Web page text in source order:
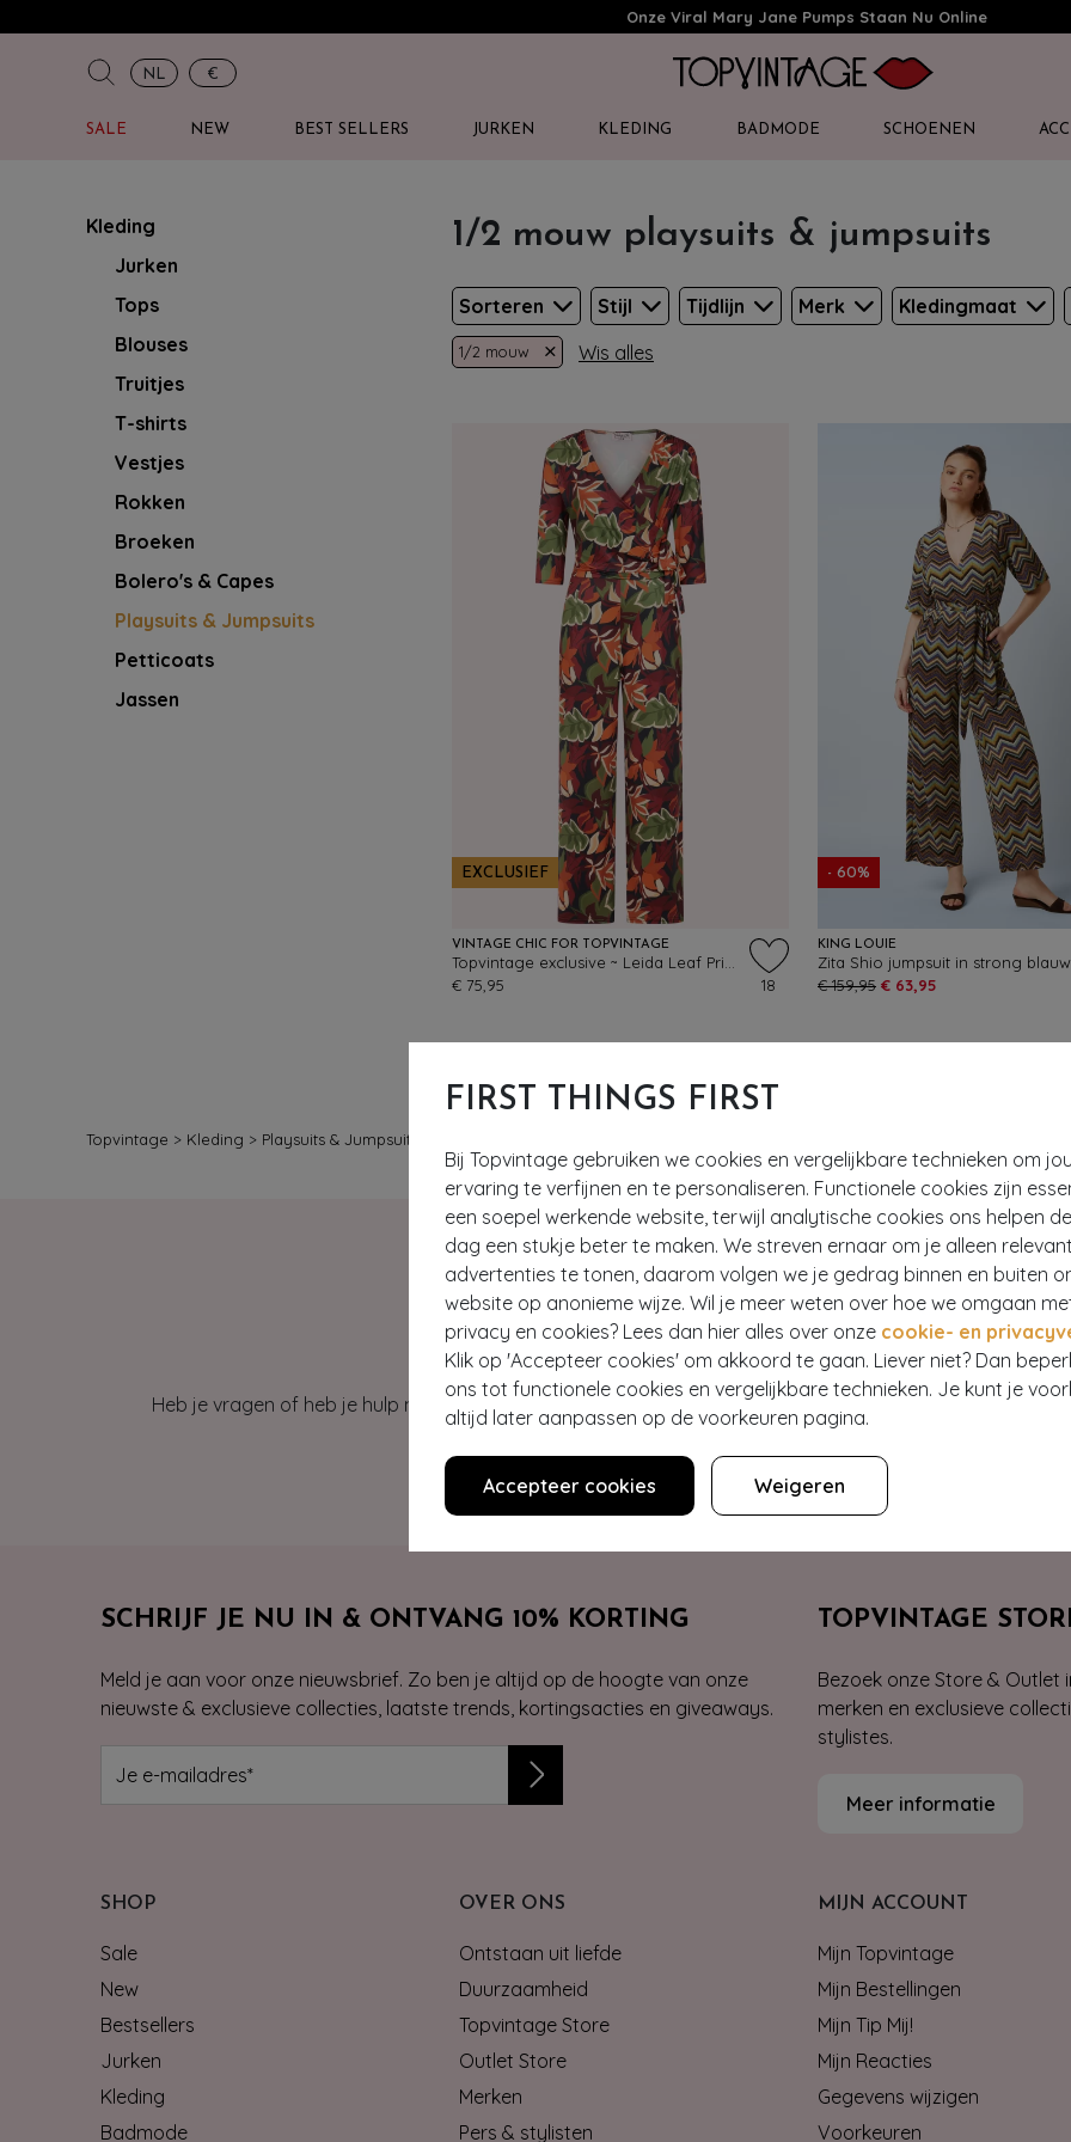
FIRST THINGS FIRST
Bij Topvintage gebruiken we cookies en vergelijkbare technieken om
ervaring te verfijnen en te personaliseren. Functionele cookies zijn
een soepel werkende website, terwijl analytische cookies ons helpen
dag een stukje beter te maken. We streven ernaar om je alleen
advertenties te tonen, daarom volgen we je gedrag binnen en buiten
website op anonieme wijze. Wil je meer weten over hoe we omgaan
privacy en cookies? Lees dan hier alles over onze cookie- en
Klik op 'Accepteer cookies' om akkoord te gaan. Liever niet? Dan
ons tot functionele cookies en vergelijkbare technieken. Je kunt je
altijd later aanpassen op de voorkeuren pagina.
Accepteer cookies Weigeren
Onze Viral Mary Jane Pumps Staan Nu Online
NL €
SALE NEW BEST SELLERS JURKEN KLEDING BADMODE SCHOENEN
Kleding
Jurken
Tops
Blouses
Truitjes
T-shirts
Vestjes
Rokken
Broeken
Bolero's & Capes
Playsuits & Jumpsuits
Petticoats
Jassen
1/2 mouw playsuits & jumpsuits
Sorteren Stijl Tijdlijn Merk Kledingmaat
1/2 mouw × Wis alles
EXCLUSIEF
VINTAGE CHIC FOR TOPVINTAGE
€ 75,95
18
- 60%
KING LOUIE
Zita Shio jumpsuit in strong blauw
€ 159,95 € 63,95
Topvintage > Kleding > Playsuits & Jumpsuits
Hey gorgeous
Heb je vragen of heb je hulp nodig bij je bestelling? Lees onze veelgestelde vragen of neem contact op
SCHRIJF JE NU IN & ONTVANG 10% KORTING
Meld je aan voor onze nieuwsbrief. Zo ben je altijd op de hoogte van onze
nieuwste & exclusieve collecties, laatste trends, kortingsacties en giveaways.
TOPVINTAGE
Bezoek onze Store & Outlet
merken en exclusieve
stylistes.
Meer informatie
SHOP
Sale
New
Bestsellers
Jurken
Kleding
Badmode
OVER ONS
Ontstaan uit liefde
Duurzaamheid
Topvintage Store
Outlet Store
Merken
Pers & stylisten
MIJN ACCOUNT
Mijn Topvintage
Mijn Bestellingen
Mijn Tip Mij!
Mijn Reacties
Gegevens wijzigen
Voorkeuren